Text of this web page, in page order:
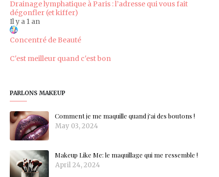
Drainage lymphatique à Paris : l’adresse qui vous fait
dégonfler (et kiffer)
Il y a 1 an
Concentré de Beauté
C'est meilleur quand c'est bon
PARLONS MAKEUP
Comment je me maquille quand j'ai des boutons !
May 03, 2024
Makeup Like Me: le maquillage qui me ressemble !
April 24, 2024